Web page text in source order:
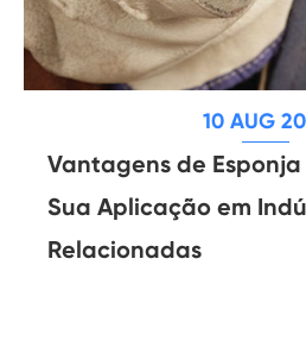
10 AUG
Vantagens de
Sua Aplicação em
Relacionadas